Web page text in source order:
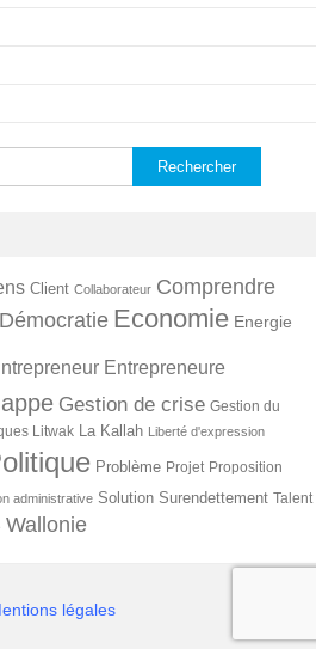
Client Collaborateur Comprendre
Démocratie Economie Energie
Entrepreneure
Gestion de crise Gestion du
Litwak La Kallah Liberté d'expression
Problème Projet Proposition
administrative Solution Surendettement Talent
Wallonie
légales